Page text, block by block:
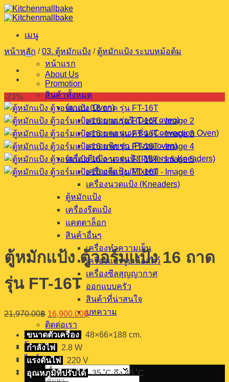
ข้าม
ไป
เนื้อหา
เมนู
หน้าแรก
About Us
Promotion
สินค้าทั้งหมด
เตาอบ (Oven)
เตาอบเบเกอรี (Deck oven)
เตาอบคอนเวคชั่น (Convection Oven)
เตาอบพิซซ่า (Pizza oven)
เครื่องตีแป้ง-นวดแป้ง (Mixers & Kneaders)
เครื่องตีแป้ง (Mixers)
เครื่องนวดแป้ง (Kneaders)
ตู้หมักแป้ง
เครื่องรีดแป้ง
แคตตาล็อก
สินค้าอื่นๆ
เครื่องทำความเย็น
เครื่องแปรรูปเนื้อสัตว์
เครื่องซีลสุญญากาศ
ออกแบบครัว
สินค้าที่น่าสนใจ
บทความ
ติดต่อเรา
โทร
ไลน์
หน้าหลัก / 03. ตู้หมักแป้ง / ตู้หมักแป้ง ระบบหม้อต้ม
-23%
ตู้หมักแป้ง ตู้วอร์มแป้ง 16 ถาด
รุ่น FT-16T
21,970.00฿ Original
price
was:
21,970.00฿.
16,900.00฿Current
price
is:
ขนาดตัวเครื่อง
48×66×188 cm.
กำลังไฟ
2.8 W
แรงดันไฟ
220 V
อุณหภูมิที่ปรับได้
35 ํC ถึง 45 ํC